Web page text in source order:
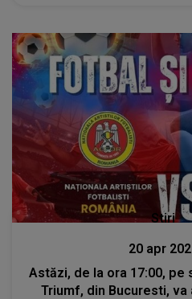
Stiri
20 apr
Astăzi, de la ora 17:00, pe
Triumf, din Bucuresti, va